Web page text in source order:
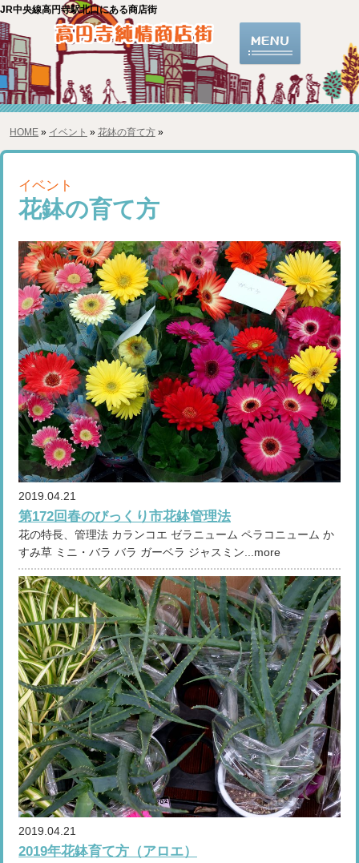
JR中央線高円寺駅北口にある商店街
HOME » イベント » 花鉢の育て方»
イベント
花鉢の育て方
2019.04.21
第172回春のびっくり市花鉢管理法
花の特長、管理法 カランコエ ゼラニューム ペラコニューム か
すみ草 ミニ・バラ バラ ガーベラ ジャスミン...more
2019.04.21
2019年花鉢育て方（アロエ）